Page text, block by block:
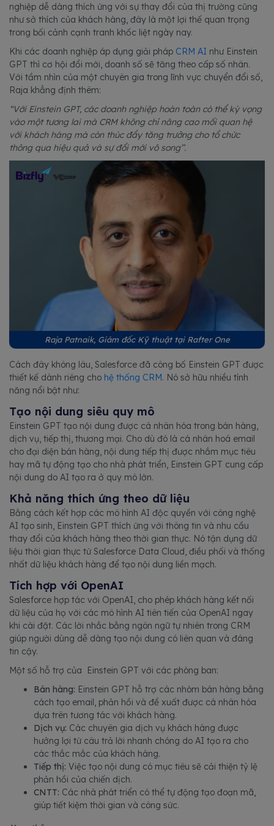
nghiệp dễ dàng thích ứng với sự thay đổi của thị trường cũng
như sở thích của khách hàng, đây là một lợi thế quan trọng
trong bối cảnh cạnh tranh khốc liệt ngày nay.
Khi các doanh nghiệp áp dụng giải pháp CRM AI như Einstein
GPT thì cơ hội đổi mới, doanh số sẽ tăng theo cấp số nhân.
Với tầm nhìn của một chuyên gia trong lĩnh vực chuyển đổi số,
Raja khẳng định thêm:
“Với Einstein GPT, các doanh nghiệp hoàn toàn có thể kỳ vọng
vào một tương lai mà CRM không chỉ nâng cao mối quan hệ
với khách hàng mà còn thúc đẩy tăng trưởng cho tổ chức
thông qua hiệu quả và sự đổi mới vô song’’.
Raja Patnaik, Giám đốc Kỹ thuật tại Rafter One
Cách đây không lâu, Salesforce đã công bố Einstein GPT được
thiết kế dành riêng cho hệ thống CRM. Nó sở hữu nhiều tính
năng nổi bật như:
Tạo nội dung siêu quy mô
Einstein GPT tạo nội dung được cá nhân hóa trong bán hàng,
dịch vụ, tiếp thị, thương mại. Cho dù đó là cá nhân hoá email
cho đại diện bán hàng, nội dung tiếp thị được nhắm mục tiêu
hay mã tự động tạo cho nhà phát triển, Einstein GPT cung cấp
nội dung do AI tạo ra ở quy mô lớn.
Khả năng thích ứng theo dữ liệu
Bằng cách kết hợp các mô hình AI độc quyền với công nghệ
AI tạo sinh, Einstein GPT thích ứng với thông tin và nhu cầu
thay đổi của khách hàng theo thời gian thực. Nó tận dụng dữ
liệu thời gian thực từ Salesforce Data Cloud, điều phối và thống
nhất dữ liệu khách hàng để tạo nội dung liền mạch.
Tích hợp với OpenAI
Salesforce hợp tác với OpenAI, cho phép khách hàng kết nối
dữ liệu của họ với các mô hình AI tiên tiến của OpenAI ngay
khi cài đặt. Các lời nhắc bằng ngôn ngữ tự nhiên trong CRM
giúp người dùng dễ dàng tạo nội dung có liên quan và đáng
tin cậy.
Một số hỗ trợ của Einstein GPT với các phòng ban:
Bán hàng: Einstein GPT hỗ trợ các nhóm bán hàng bằng
cách tạo email, phản hồi và đề xuất được cá nhân hóa
dựa trên tương tác với khách hàng.
Dịch vụ: Các chuyên gia dịch vụ khách hàng được
hưởng lợi từ câu trả lời nhanh chóng do AI tạo ra cho
các thắc mắc của khách hàng.
Tiếp thị: Việc tạo nội dung có mục tiêu sẽ cải thiện tỷ lệ
phản hồi của chiến dịch.
CNTT: Các nhà phát triển có thể tự động tạo đoạn mã,
giúp tiết kiệm thời gian và công sức.